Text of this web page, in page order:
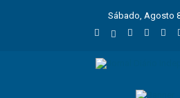
Sábado, Agosto